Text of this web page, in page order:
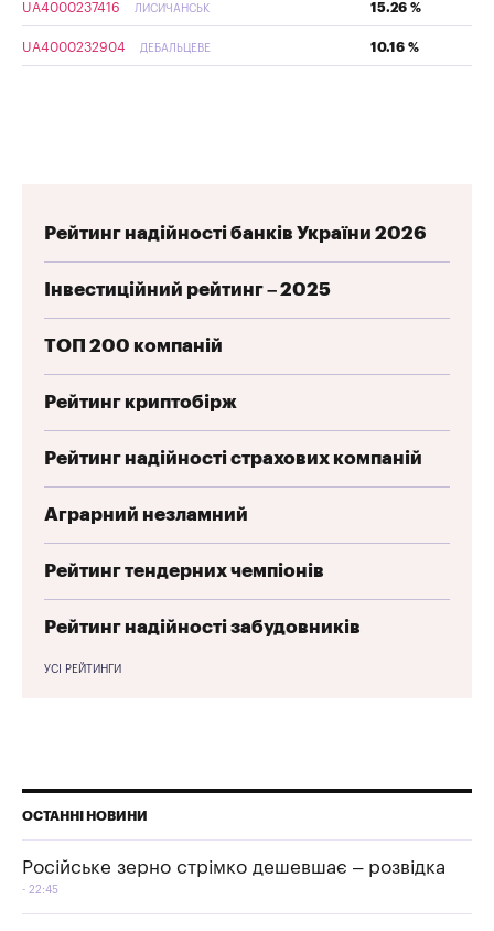
UA4000237416 ЛИСИЧАНСЬК 15.26 %
UA4000232904 ДЕБАЛЬЦЕВЕ 10.16 %
Рейтинг надійності банків України 2026
Інвестиційний рейтинг – 2025
ТОП 200 компаній
Рейтинг криптобірж
Рейтинг надійності страхових компаній
Аграрний незламний
Рейтинг тендерних чемпіонів
Рейтинг надійності забудовників
УСІ РЕЙТИНГИ
ОСТАННІ НОВИНИ
Російське зерно стрімко дешевшає – розвідка
22:45